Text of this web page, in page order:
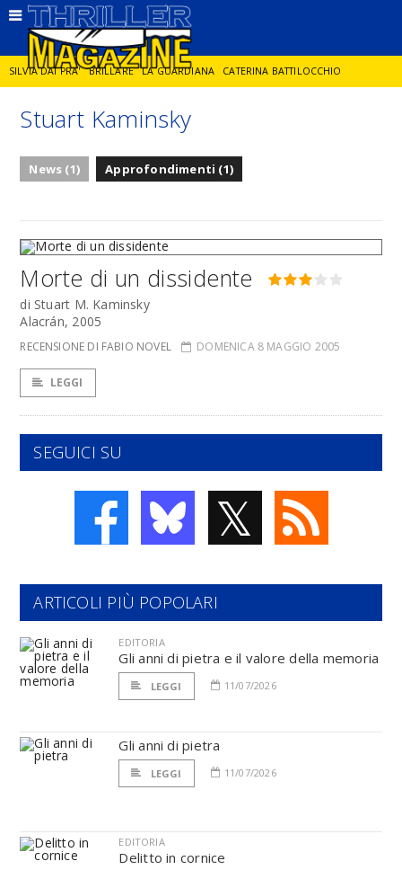
SILVIA DAI PRA' BRILLARE LA GUARDIANA CATERINA BATTILOCCHIO
JORGE DIAZ LA SPIA DELITTO IN CORNICE
Stuart Kaminsky
News (1) Approfondimenti (1)
Morte di un dissidente
di Stuart M. Kaminsky
Alacrán, 2005
RECENSIONE DI FABIO NOVEL DOMENICA 8 MAGGIO 2005
LEGGI
SEGUICI SU
𝕏
ARTICOLI PIÙ POPOLARI
EDITORIA
Gli anni di pietra e il valore della memoria
LEGGI 11/07/2026
Gli anni di pietra
LEGGI 11/07/2026
EDITORIA
Delitto in cornice